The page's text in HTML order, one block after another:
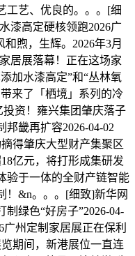
工艺、优良的。。。[细
漆高定硬核领跑2026广
和煦，生辉。2026年3月
居展落幕！正在这场家
加水漆高定”和“丛林氧
来了「栖境」系列的冷
资！雍兴集团肇庆落子
畿再扩容2026-04-02
得肇庆大型财产集聚区
亿元，将打形成集研发
验于一体的全财产链智能
&n。。。[细致]新华网
绿色“好房子”2026-04-
广州定制家居展正在保利
期间，新港展位一直连